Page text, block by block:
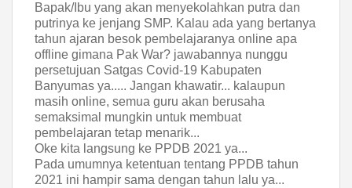
Bapak/Ibu yang akan menyekolahkan putra dan
putrinya ke jenjang SMP. Kalau ada yang bertanya
tahun ajaran besok pembelajaranya online apa
offline gimana Pak War? jawabannya nunggu
persetujuan Satgas Covid-19 Kabupaten
Banyumas ya..... Jangan khawatir... kalaupun
masih online, semua guru akan berusaha
semaksimal mungkin untuk membuat
pembelajaran tetap menarik...
Oke kita langsung ke PPDB 2021 ya...
Pada umumnya ketentuan tentang PPDB tahun
2021 ini hampir sama dengan tahun lalu ya...